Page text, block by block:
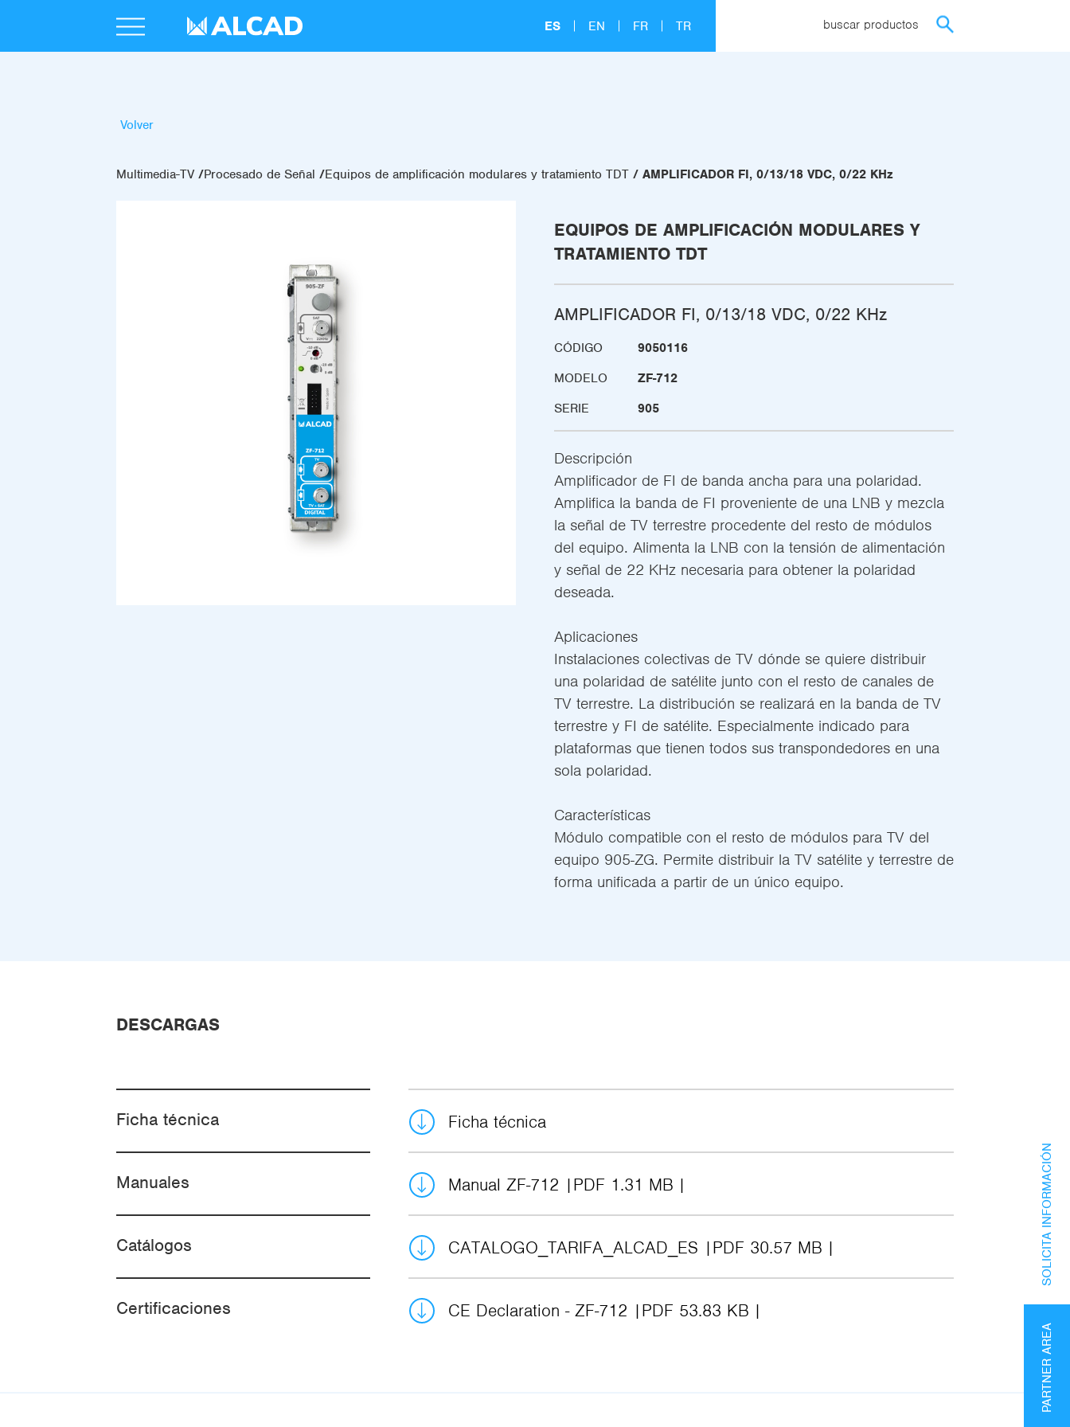
ES EN FR TR buscar productos
Volver
Multimedia-TV Procesado de Señal Equipos de amplificación modulares y tratamiento TDT AMPLIFICADOR FI, 0/13/18 VDC, 0/22 KHz
EQUIPOS DE AMPLIFICACIÓN MODULARES Y
TRATAMIENTO TDT
AMPLIFICADOR FI, 0/13/18 VDC, 0/22 KHz
CÓDIGO
9050116
MODELO
ZF-712
SERIE
905
Descripción
Amplificador de FI de banda ancha para una polaridad.
Amplifica la banda de FI proveniente de una LNB y mezcla
la señal de TV terrestre procedente del resto de módulos
del equipo. Alimenta la LNB con la tensión de alimentación
y señal de 22 KHz necesaria para obtener la polaridad
deseada.
Aplicaciones
Instalaciones colectivas de TV dónde se quiere distribuir
una polaridad de satélite junto con el resto de canales de
TV terrestre. La distribución se realizará en la banda de TV
terrestre y FI de satélite. Especialmente indicado para
plataformas que tienen todos sus transpondedores en una
sola polaridad.
Características
Módulo compatible con el resto de módulos para TV del
equipo 905-ZG. Permite distribuir la TV satélite y terrestre de
forma unificada a partir de un único equipo.
DESCARGAS
Ficha técnica Ficha técnica
Manuales Manual ZF-712 PDF 1.31 MB
Catálogos CATALOGO_TARIFA_ALCAD_ES PDF 30.57 MB
Certificaciones CE Declaration - ZF-712 PDF 53.83 KB
PARTNER AREA
SOLICITA INFORMACIÓN